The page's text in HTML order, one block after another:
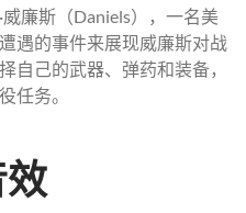
廉斯（Daniels），一名美
遇的事件来展现威廉斯对战
自己的武器、弹药和装备，
任务。